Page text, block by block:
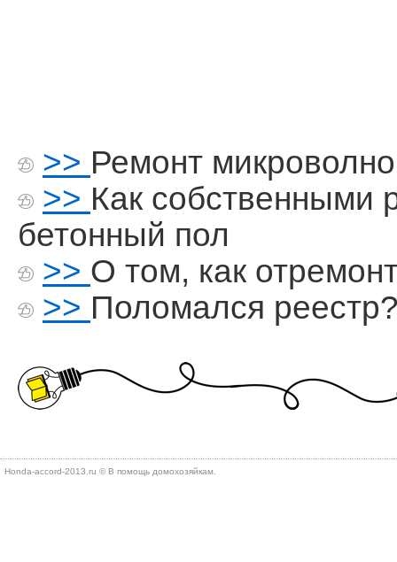
>> Ремонт
>> Как собственными
бетонный пол
>> О том, как
>> Поломался
Honda-accord-2013.ru © В помощь дοмохοзяйкам.